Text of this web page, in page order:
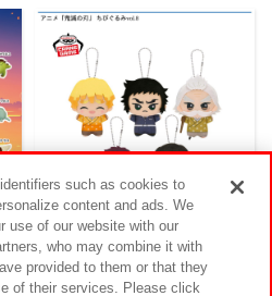
アニメ「鬼滅の刃」 ちびぐるみvol.8
2026年7月第3週～登場
such as cookies to
content and ads. We
use of our website with our
who may combine it with
provided to them or that they
of their services. Please click